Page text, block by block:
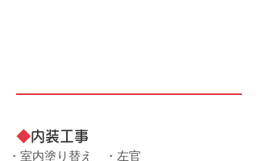
◆内装工事
・室内塗り替え ・左官